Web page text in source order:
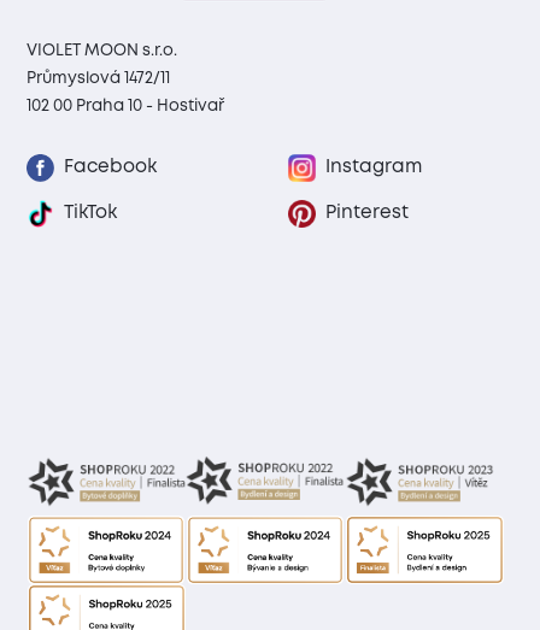
VIOLET MOON s.r.o.
Průmyslová 1472/11
102 00 Praha 10 - Hostivař
Facebook Instagram
TikTok Pinterest